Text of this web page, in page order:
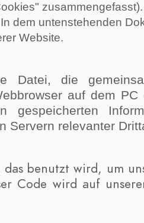
dem untenstehenden
Website.
Datei, die
auf dem
Servern relevanter
benutzt wird, um
Code wird auf